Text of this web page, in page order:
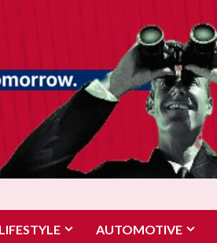
LIFESTYLE AUTOMOTIVE